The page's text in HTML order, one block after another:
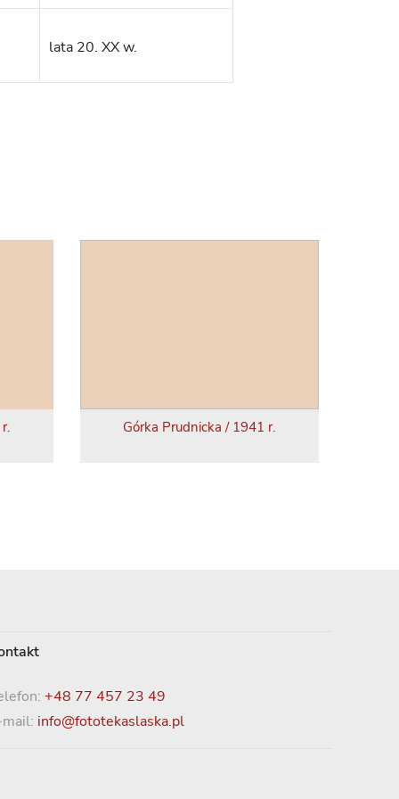
lata 20. XX w.
Górka Prudnicka / 1941 r.
+48 77 457 23 49
info@fototekaslaska.pl